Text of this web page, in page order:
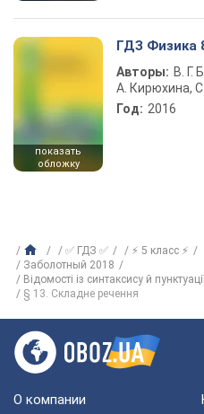
показать
обложку
ГДЗ Физика
Авторы: В. Г.
А. Кирюхина,
Год: 2016
✅ ГДЗ ✅ ⚡ 5 класс ⚡
Заболотный 2018
Відомості із синтаксису й
§ 13. Складне речення
О компании